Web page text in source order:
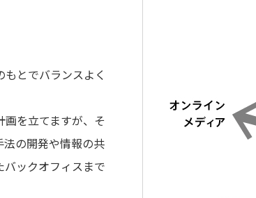
とでバランスよく
を立てますが、そ
の開発や情報の共
ックオフィスまで